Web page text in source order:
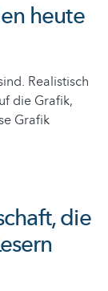
heute
Realistisch
die Grafik,
Grafik
die